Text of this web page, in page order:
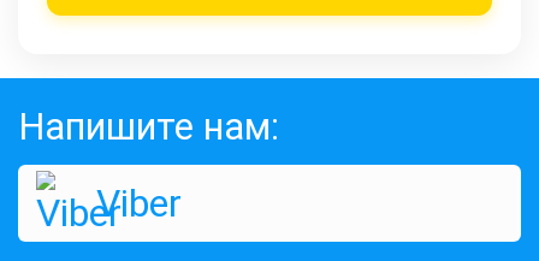
Напишите нам:
Viber